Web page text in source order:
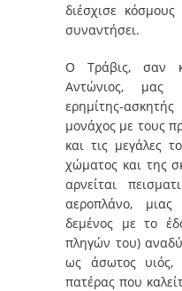
διέσχισε
συναντήσει.
Ο Τράβις, σαν
Αντώνιος, μας
ερημίτης-
μονάχος με τους
και τις μεγάλες
χώματος και της
αρνείται
αεροπλάνο,
δεμένος με το
πληγών του)
ως άσωτος υιός,
πατέρας που